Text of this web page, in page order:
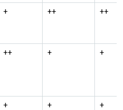
+ ++ ++
++ + +
+ + +